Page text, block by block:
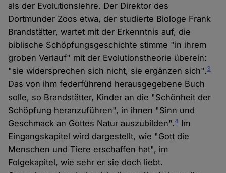
als der Evolutionslehre. Der Direktor des
Dortmunder Zoos etwa, der studierte Biologe Frank
Brandstätter, wartet mit der Erkenntnis auf, die
biblische Schöpfungsgeschichte stimme "in ihrem
groben Verlauf" mit der Evolutionstheorie überein:
"sie widersprechen sich nicht, sie ergänzen sich".3
Das von ihm federführend herausgegebene Buch
solle, so Brandstätter, Kinder an die "Schönheit der
Schöpfung heranzuführen", in ihnen "Sinn und
Geschmack an Gottes Natur auszubilden".4 Im
Eingangskapitel wird dargestellt, wie "Gott die
Menschen und Tiere erschaffen hat", im
Folgekapitel, wie sehr er sie doch liebt.